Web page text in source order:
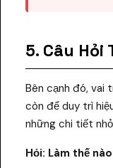
5. Câu
Bên cạnh đó, vai
còn để duy trì
những chi tiết
Hỏi: Làm thế